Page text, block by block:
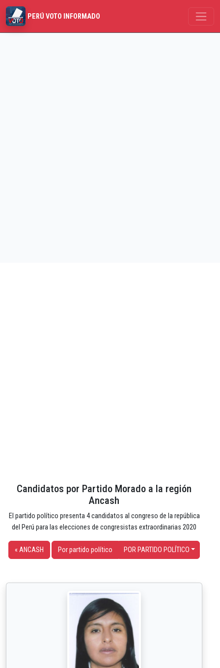
PERÚ VOTO INFORMADO
Candidatos por Partido Morado a la región
Ancash
El partido político presenta 4 candidatos al congreso de la república
del Perú para las elecciones de congresistas extraordinarias 2020
« ANCASH Por partido político POR PARTIDO POLÍTICO